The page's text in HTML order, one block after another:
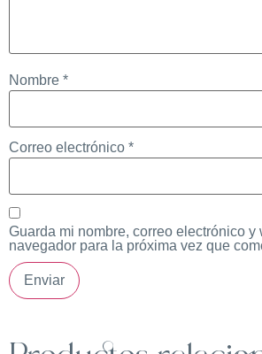
Nombre *
Correo electrónico *
Guarda mi nombre, correo electrónico y
navegador para la próxima vez que